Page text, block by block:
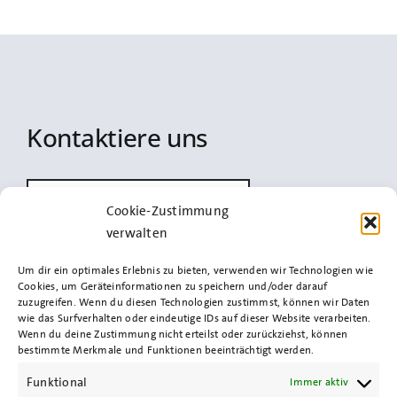
Cookie-Zustimmung
verwalten
Um dir ein optimales Erlebnis zu bieten, verwenden wir Technologien wie
Cookies, um Geräteinformationen zu speichern und/oder darauf
zuzugreifen. Wenn du diesen Technologien zustimmst, können wir Daten
wie das Surfverhalten oder eindeutige IDs auf dieser Website verarbeiten.
Wenn du deine Zustimmung nicht erteilst oder zurückziehst, können
bestimmte Merkmale und Funktionen beeinträchtigt werden.
Funktional Immer aktiv
Kontaktiere uns
info@spd-uetersen.de
Impressum
Datenschutz